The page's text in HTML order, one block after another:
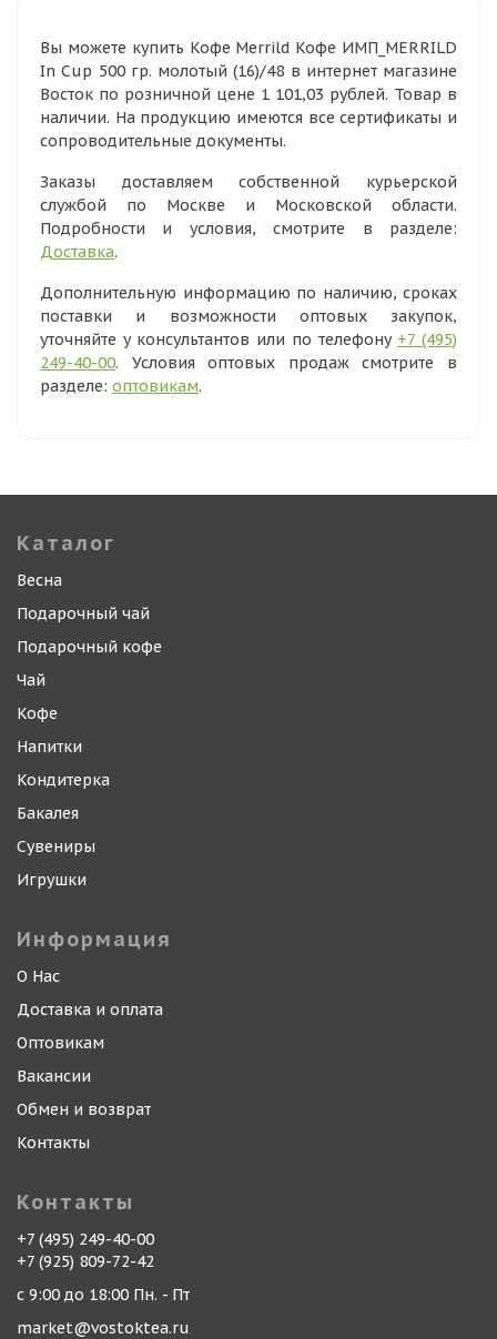
Вы можете купить Кофе Merrild Кофе ИМП_MERRILD
In Cup 500 гр. молотый (16)/48 в интернет магазине
Восток по розничной цене 1 101,03 рублей. Товар в
наличии. На продукцию имеются все сертификаты и
сопроводительные документы.
Заказы доставляем собственной курьерской
службой по Москве и Московской области.
Подробности и условия, смотрите в разделе:
Доставка.
Дополнительную информацию по наличию, сроках
поставки и возможности оптовых закупок,
уточняйте у консультантов или по телефону +7 (495)
249-40-00. Условия оптовых продаж смотрите в
разделе: оптовикам.
Каталог
Весна
Подарочный чай
Подарочный кофе
Чай
Кофе
Напитки
Кондитерка
Бакалея
Сувениры
Игрушки
Информация
О Нас
Доставка и оплата
Оптовикам
Вакансии
Обмен и возврат
Контакты
Контакты
+7 (495) 249-40-00
+7 (925) 809-72-42
с 9:00 до 18:00 Пн. - Пт
market@vostoktea.ru